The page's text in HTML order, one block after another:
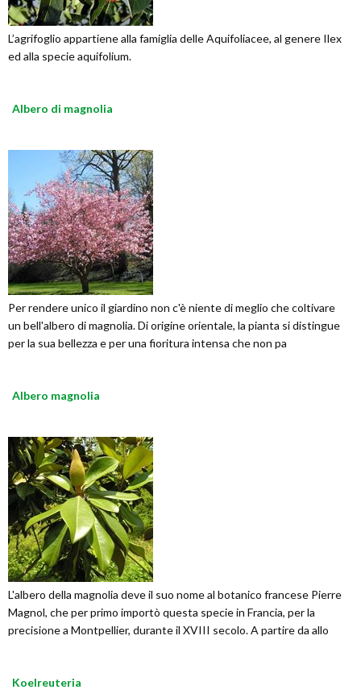
L’agrifoglio appartiene alla famiglia delle Aquifoliacee, al genere Ilex
ed alla specie aquifolium.
Albero di magnolia
Per rendere unico il giardino non c'è niente di meglio che coltivare
un bell'albero di magnolia. Di origine orientale, la pianta si distingue
per la sua bellezza e per una fioritura intensa che non pa
Albero magnolia
L'albero della magnolia deve il suo nome al botanico francese Pierre
Magnol, che per primo importò questa specie in Francia, per la
precisione a Montpellier, durante il XVIII secolo. A partire da allo
Koelreuteria